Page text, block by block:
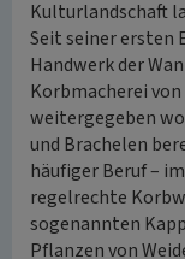
Kulturlandschaft
Seit seiner ersten
Handwerk der
Korbmacherei
weitergegeben
und Brachelen
häufiger Beruf –
regelrechte
sogenannten
Pflanzen von